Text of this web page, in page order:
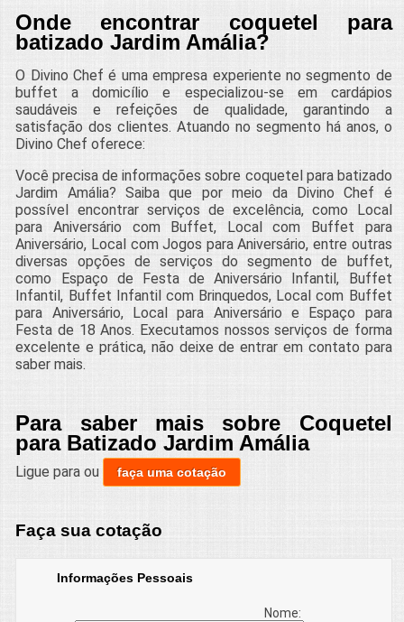
Onde encontrar coquetel para
batizado Jardim Amália?
O Divino Chef é uma empresa experiente no segmento de
buffet a domicílio e especializou-se em cardápios
saudáveis e refeições de qualidade, garantindo a
satisfação dos clientes. Atuando no segmento há anos, o
Divino Chef oferece:
Você precisa de informações sobre coquetel para batizado
Jardim Amália? Saiba que por meio da Divino Chef é
possível encontrar serviços de excelência, como Local
para Aniversário com Buffet, Local com Buffet para
Aniversário, Local com Jogos para Aniversário, entre outras
diversas opções de serviços do segmento de buffet,
como Espaço de Festa de Aniversário Infantil, Buffet
Infantil, Buffet Infantil com Brinquedos, Local com Buffet
para Aniversário, Local para Aniversário e Espaço para
Festa de 18 Anos. Executamos nossos serviços de forma
excelente e prática, não deixe de entrar em contato para
saber mais.
Para saber mais sobre Coquetel
para Batizado Jardim Amália
Ligue paraou faça uma cotação
Faça sua cotação
Informações Pessoais
Nome: